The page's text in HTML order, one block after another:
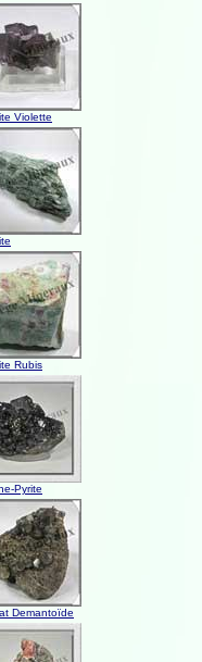
Violette
Rubis
Pyrite
Demantoïde